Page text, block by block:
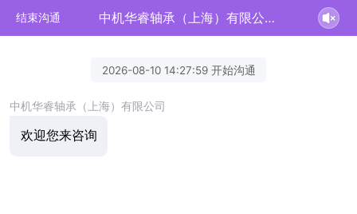
结束沟通 中机华睿轴承（上海）有限公司正在为您服务
2026-08-10 14:27:59 开始沟通
中机华睿轴承（上海）有限公司
欢迎您来咨询